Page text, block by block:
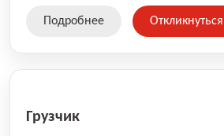
Подробнее Откликнуться
Грузчик